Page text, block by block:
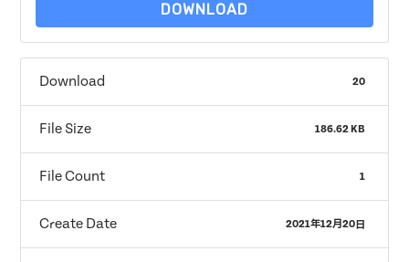
DOWNLOAD
Download 20
File Size 186.62 KB
File Count 1
Create Date 2021年12月20日